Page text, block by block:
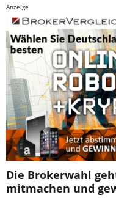
Anzeige
Die Brokerwahl
mitmachen und